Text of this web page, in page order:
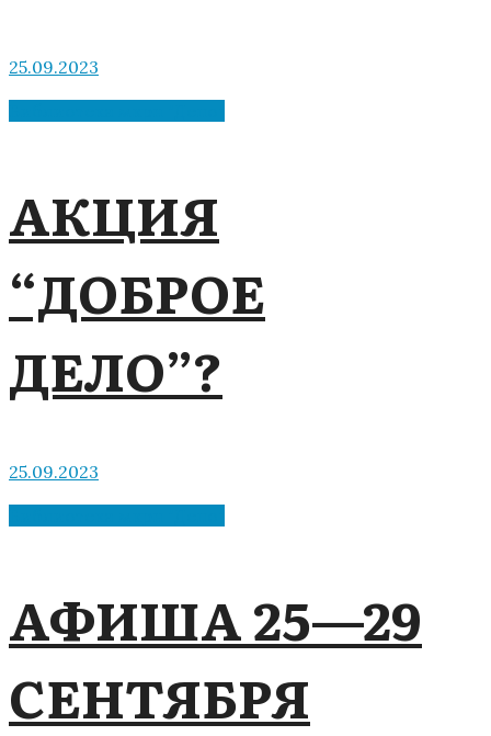
25.09.2023
АКЦИЯ
“ДОБРОЕ
ДЕЛО”?
25.09.2023
АФИША 25—29
СЕНТЯБРЯ